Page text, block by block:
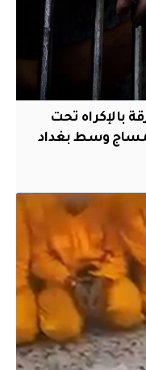
بالإكراه تحت
وسط بغداد